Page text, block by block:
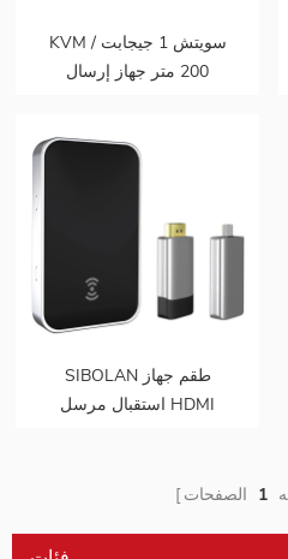
KVM سويتش 1 جيجابت /
200 متر جهاز إرسال
بياني نقل ذاكرة الوصول
SIBOLAN طقم جهاز
استقبال مرسل HDMI
1 الصفحات